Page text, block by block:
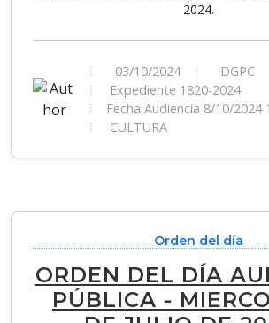
2024.
03/10/2024
DGPC
Expediente 1820-2024
Fecha Audiencia 8/10/2024
CULTURA
Orden del día
ORDEN DEL DÍA
PÚBLICA -